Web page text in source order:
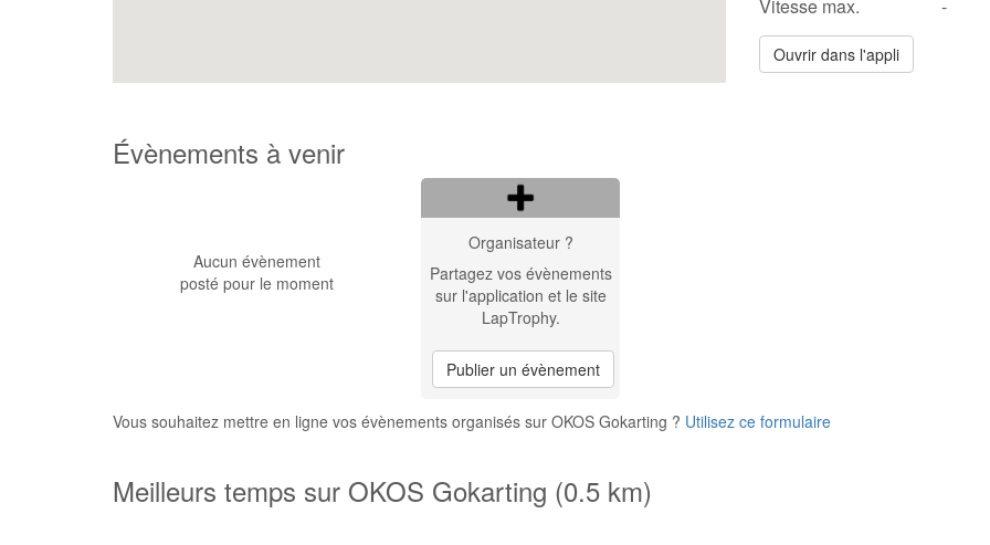
Vitesse max.
-
Ouvrir dans l'appli
Évènements à venir
Aucun évènement
posté pour le moment
Organisateur ?
Partagez vos évènements
sur l'application et le site
LapTrophy.
Publier un évènement
Vous souhaitez mettre en ligne vos évènements organisés sur OKOS Gokarting ? Utilisez ce formulaire
Meilleurs temps sur OKOS Gokarting (0.5 km)